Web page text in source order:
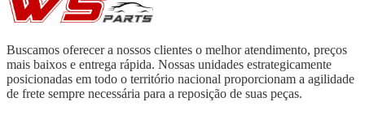
Buscamos oferecer a nossos clientes o melhor atendimento, preços
mais baixos e entrega rápida. Nossas unidades estrategicamente
posicionadas em todo o território nacional proporcionam a agilidade
de frete sempre necessária para a reposição de suas peças.